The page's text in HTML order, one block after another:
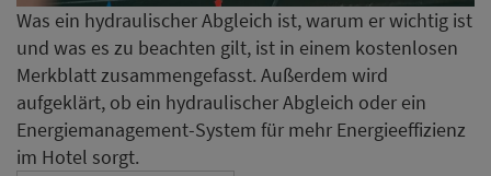
Was ein hydraulischer Abgleich ist, warum er wichtig ist
und was es zu beachten gilt, ist in einem kostenlosen
Merkblatt zusammengefasst. Außerdem wird
aufgeklärt, ob ein hydraulischer Abgleich oder ein
Energiemanagement-System für mehr Energieeffizienz
im Hotel sorgt.